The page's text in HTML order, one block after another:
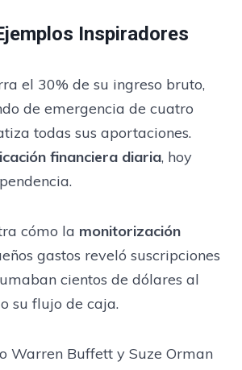
Inspiradores
el 30% de su ingreso bruto,
de emergencia de cuatro
todas sus aportaciones.
financiera diaria, hoy
cómo la monitorización
gastos reveló suscripciones
cientos de dólares al
su flujo de caja.
Warren Buffett y Suze Orman